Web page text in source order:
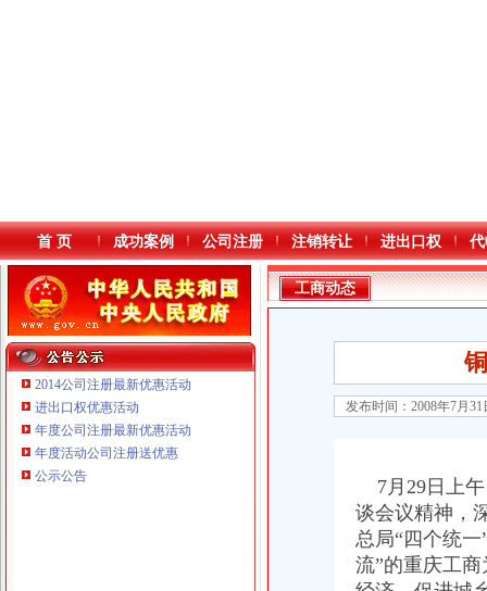
本站导航
首 页 成功案例 公司注册 注销转让 进出口权
2014公司注册最新优惠活动
进出口权优惠活动
年度公司注册最新优惠活动
年度活动公司注册送优惠
公示公告
重庆鸽牌电线电缆有限公司 渝北10010万 (进出口权)
重庆科发表面处理有限责任公司 渝北800万 （进出口权）
工商动态
发布时间：2008年7月
7月29日上午
谈会议精神，
总局“四个统一
流”的重庆工